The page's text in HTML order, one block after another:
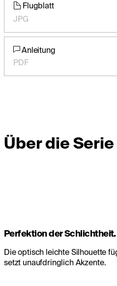
Flugblatt
JPG
Anleitung
PDF
Über die
Perfektion der Schlichtheit.
Die optisch leichte Silhouette
setzt unaufdringlich Akzente.